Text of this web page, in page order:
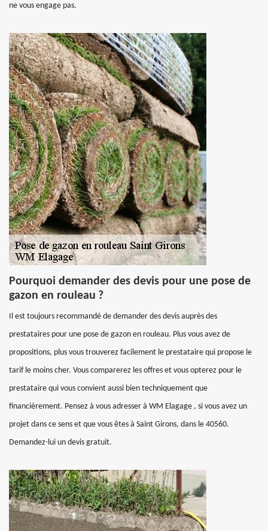
ne vous engage pas.
Pourquoi demander des devis pour une pose de
gazon en rouleau ?
Il est toujours recommandé de demander des devis auprès des
prestataires pour une pose de gazon en rouleau. Plus vous avez de
propositions, plus vous trouverez facilement le prestataire qui propose le
tarif le moins cher. Vous comparerez les offres et vous opterez pour le
prestataire qui vous convient aussi bien techniquement que
financièrement. Pensez à vous adresser à WM Elagage , si vous avez un
projet dans ce sens et que vous êtes à Saint Girons, dans le 40560.
Demandez-lui un devis gratuit.